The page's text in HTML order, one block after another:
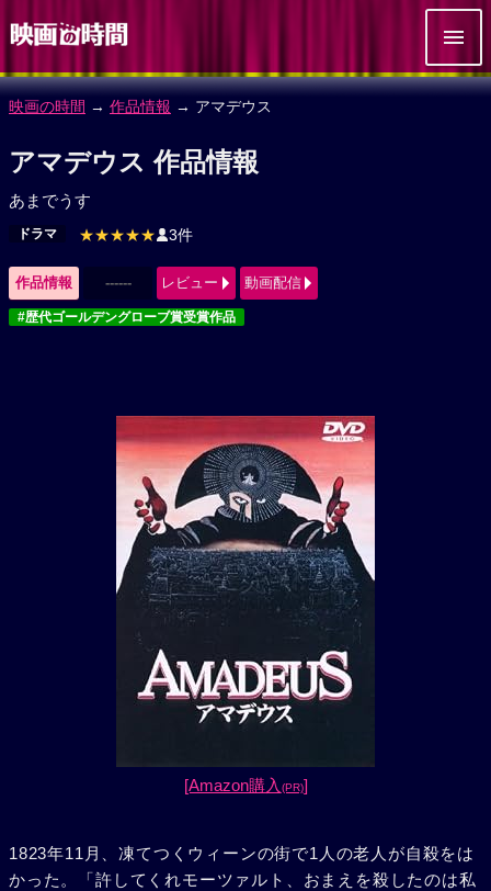
映画の時間 → 作品情報 → アマデウス
アマデウス 作品情報
あまでうす
ドラマ ★★★★★ 3件
作品情報 ------ レビュー 動画配信
#歴代ゴールデングローブ賞受賞作品
[Amazon購入 (PR)]
1823年11月、凍てつくウィーンの街で1人の老人が自殺をは
かった。「許してくれモーツァルト、おまえを殺したのは私